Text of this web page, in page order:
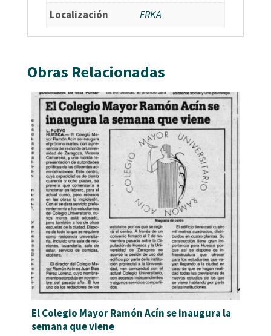
Localización
FRKA
Obras Relacionadas
El Colegio Mayor Ramón Acín se inaugura la
semana que viene